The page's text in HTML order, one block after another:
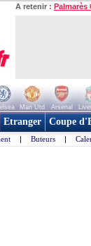
A retenir : Palmarès
Man Utd Arsenal
Etranger Coupe
| Buteurs |